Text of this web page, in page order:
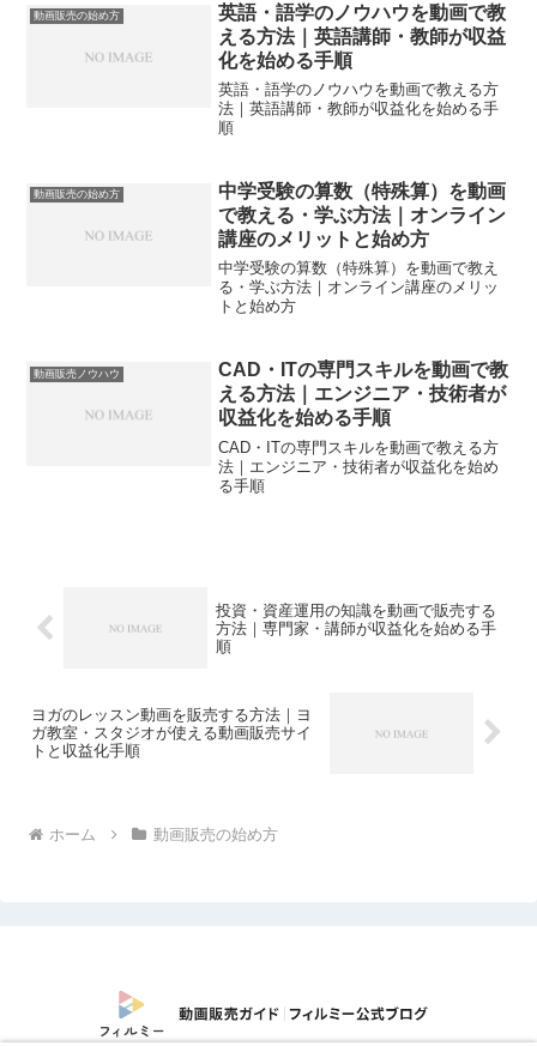
動画販売の始め方
英語・語学のノウハウを動画で教
える方法｜英語講師・教師が収益
化を始める手順
英語・語学のノウハウを動画で教える方
法｜英語講師・教師が収益化を始める手
順
動画販売の始め方
中学受験の算数（特殊算）を動画
で教える・学ぶ方法｜オンライン
講座のメリットと始め方
中学受験の算数（特殊算）を動画で教え
る・学ぶ方法｜オンライン講座のメリッ
トと始め方
動画販売ノウハウ
CAD・ITの専門スキルを動画で教
える方法｜エンジニア・技術者が
収益化を始める手順
CAD・ITの専門スキルを動画で教える方
法｜エンジニア・技術者が収益化を始め
る手順
投資・資産運用の知識を動画で販売する
方法｜専門家・講師が収益化を始める手
順
ヨガのレッスン動画を販売する方法｜ヨ
ガ教室・スタジオが使える動画販売サイ
トと収益化手順
ホーム 動画販売の始め方